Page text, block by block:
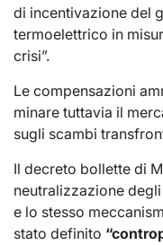
di incentivazione del
termoelettrico in
crisi”.
Le compensazioni
minare tuttavia il
sugli scambi
Il decreto bollette di
neutralizzazione degli
e lo stesso
stato definito